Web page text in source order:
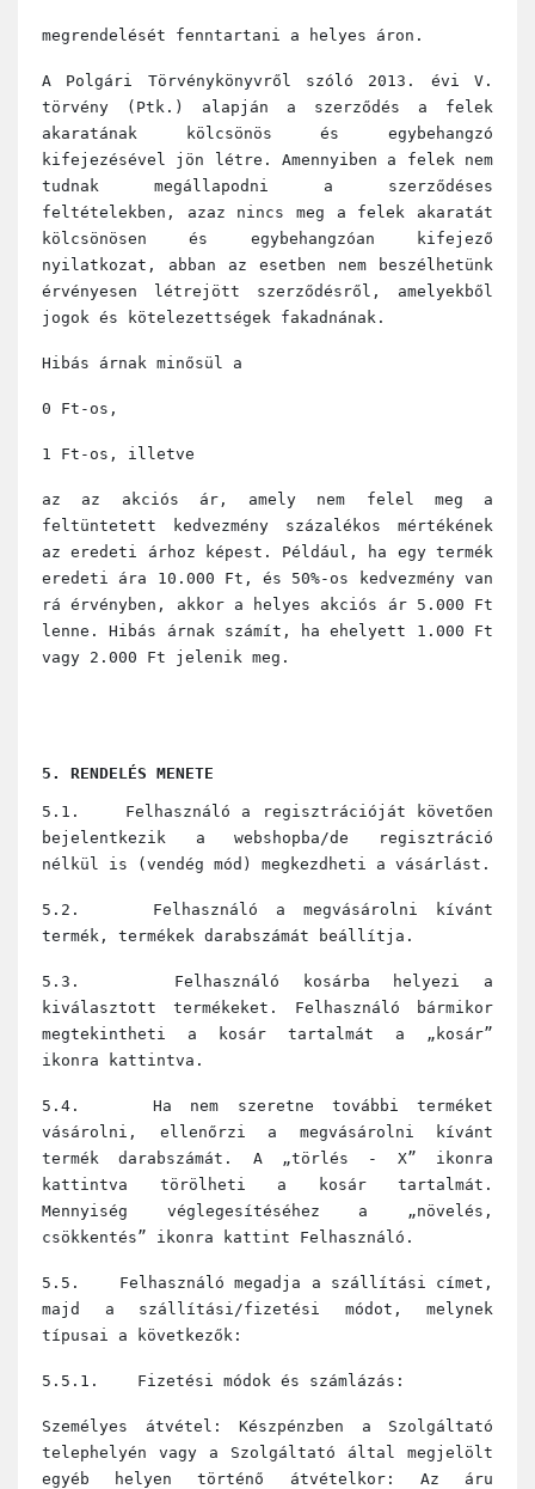
megrendelését fenntartani a helyes áron.
A Polgári Törvénykönyvről szóló 2013. évi V.
törvény (Ptk.) alapján a szerződés a felek
akaratának kölcsönös és egybehangzó
kifejezésével jön létre. Amennyiben a felek nem
tudnak megállapodni a szerződéses
feltételekben, azaz nincs meg a felek akaratát
kölcsönösen és egybehangzóan kifejező
nyilatkozat, abban az esetben nem beszélhetünk
érvényesen létrejött szerződésről, amelyekből
jogok és kötelezettségek fakadnának.
Hibás árnak minősül a
0 Ft-os,
1 Ft-os, illetve
az az akciós ár, amely nem felel meg a
feltüntetett kedvezmény százalékos mértékének
az eredeti árhoz képest. Például, ha egy termék
eredeti ára 10.000 Ft, és 50%-os kedvezmény van
rá érvényben, akkor a helyes akciós ár 5.000 Ft
lenne. Hibás árnak számít, ha ehelyett 1.000 Ft
vagy 2.000 Ft jelenik meg.
5. RENDELÉS MENETE
5.1. Felhasználó a regisztrációját követően
bejelentkezik a webshopba/de regisztráció
nélkül is (vendég mód) megkezdheti a vásárlást.
5.2. Felhasználó a megvásárolni kívánt
termék, termékek darabszámát beállítja.
5.3. Felhasználó kosárba helyezi a
kiválasztott termékeket. Felhasználó bármikor
megtekintheti a kosár tartalmát a „kosár”
ikonra kattintva.
5.4. Ha nem szeretne további terméket
vásárolni, ellenőrzi a megvásárolni kívánt
termék darabszámát. A „törlés - X” ikonra
kattintva törölheti a kosár tartalmát.
Mennyiség véglegesítéséhez a „növelés,
csökkentés” ikonra kattint Felhasználó.
5.5. Felhasználó megadja a szállítási címet,
majd a szállítási/fizetési módot, melynek
típusai a következők:
5.5.1. Fizetési módok és számlázás:
Személyes átvétel: Készpénzben a Szolgáltató
telephelyén vagy a Szolgáltató által megjelölt
egyéb helyen történő átvételkor: Az áru